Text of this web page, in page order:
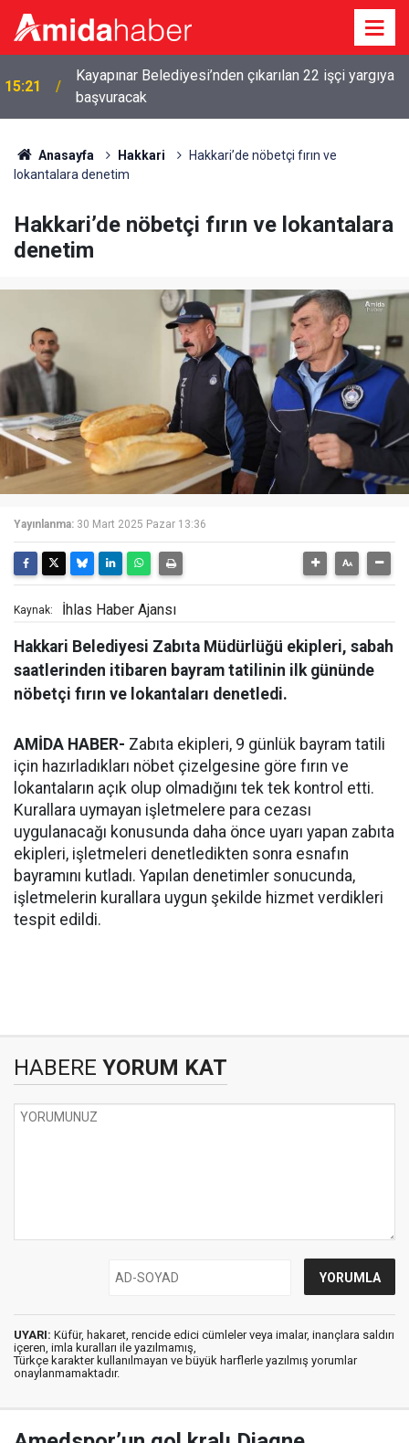
15:21
Kayapınar Belediyesi’nden çıkarılan 22 işçi yargıya
başvuracak
Anasayfa Hakkari
Hakkari’de nöbetçi fırın ve
lokantalara denetim
Hakkari’de nöbetçi fırın ve lokantalara
denetim
Yayınlanma: 30 Mart 2025 Pazar 13:36
Kaynak: İhlas Haber Ajansı
Hakkari Belediyesi Zabıta Müdürlüğü ekipleri, sabah
saatlerinden itibaren bayram tatilinin ilk gününde
nöbetçi fırın ve lokantaları denetledi.
AMİDA HABER- Zabıta ekipleri, 9 günlük bayram tatili
için hazırladıkları nöbet çizelgesine göre fırın ve
lokantaların açık olup olmadığını tek tek kontrol etti.
Kurallara uymayan işletmelere para cezası
uygulanacağı konusunda daha önce uyarı yapan zabıta
ekipleri, işletmeleri denetledikten sonra esnafın
bayramını kutladı. Yapılan denetimler sonucunda,
işletmelerin kurallara uygun şekilde hizmet verdikleri
tespit edildi.
HABERE YORUM KAT
UYARI: Küfür, hakaret, rencide edici cümleler veya imalar, inançlara saldırı
içeren, imla kuralları ile yazılmamış,
Türkçe karakter kullanılmayan ve büyük harflerle yazılmış yorumlar
onaylanmamaktadır.